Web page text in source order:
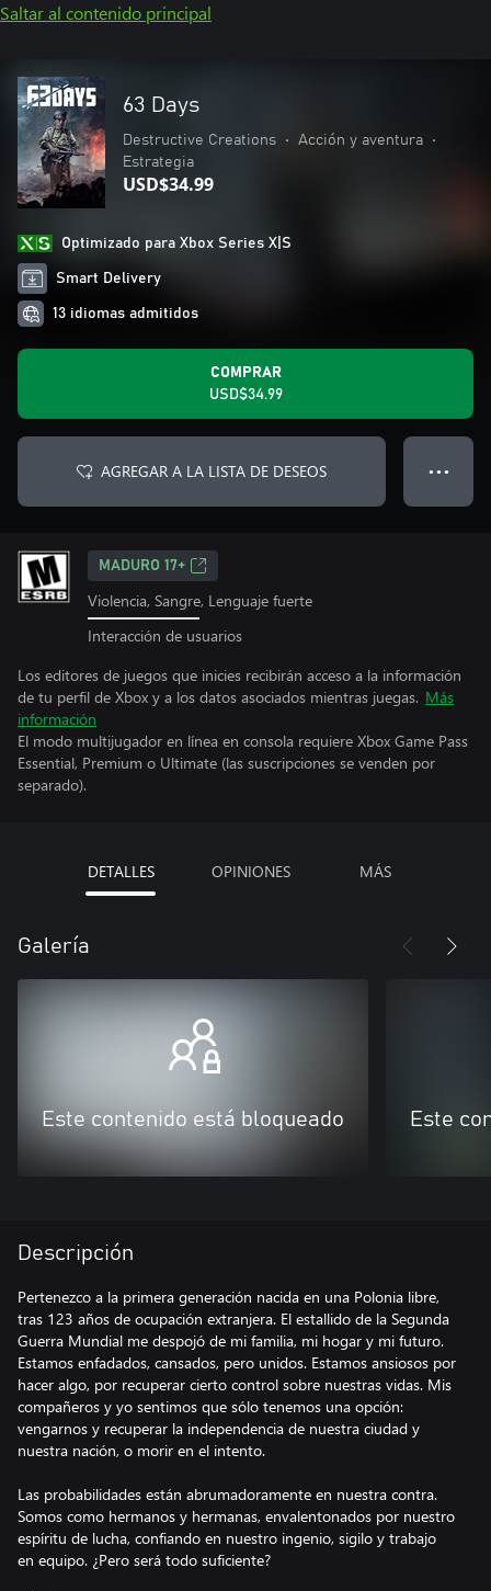
Saltar al contenido principal
63 Days
Destructive Creations • Acción y aventura
•
Estrategia
USD$34.99
Optimizado para Xbox Series X|S
Smart Delivery
13 idiomas admitidos
COMPRAR
USD$34.99
AGREGAR A LA LISTA DE DESEOS ● ● ●
MADURO 17+
Violencia, Sangre, Lenguaje fuerte
Interacción de usuarios
Los editores de juegos que inicies recibirán acceso a la información
de tu perfil de Xbox y a los datos asociados mientras juegas. Más
información
El modo multijugador en línea en consola requiere Xbox Game Pass
Essential, Premium o Ultimate (las suscripciones se venden por
separado).
DETALLES OPINIONES MÁS
Galería
Este contenido está bloqueado Este
Descripción
Pertenezco a la primera generación nacida en una Polonia libre,
tras 123 años de ocupación extranjera. El estallido de la Segunda
Guerra Mundial me despojó de mi familia, mi hogar y mi futuro.
Estamos enfadados, cansados, pero unidos. Estamos ansiosos por
hacer algo, por recuperar cierto control sobre nuestras vidas. Mis
compañeros y yo sentimos que sólo tenemos una opción:
vengarnos y recuperar la independencia de nuestra ciudad y
nuestra nación, o morir en el intento.
Las probabilidades están abrumadoramente en nuestra contra.
Somos como hermanos y hermanas, envalentonados por nuestro
espíritu de lucha, confiando en nuestro ingenio, sigilo y trabajo
en equipo. ¿Pero será todo suficiente?